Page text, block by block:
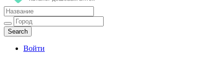
Каталог дешевых аптек
Войти